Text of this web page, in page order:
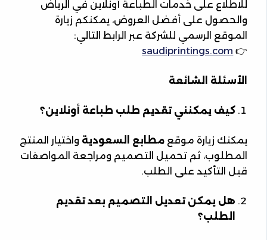
للاطلاع على خدمات الطباعة أونلاين في الرياض
والحصول على أفضل العروض، يمكنكم زيارة
الموقع الرسمي للشركة عبر الرابط التالي:
👉
saudiprintings.com
الأسئلة الشائعة
كيف يمكنني تقديم طلب طباعة أونلاين؟
يمكنك زيارة موقع مطابع السعودية واختيار المنتج
المطلوب، ثم تحميل التصميم ومراجعة المواصفات
قبل التأكيد على الطلب.
هل يمكن تعديل التصميم بعد تقديم
الطلب؟